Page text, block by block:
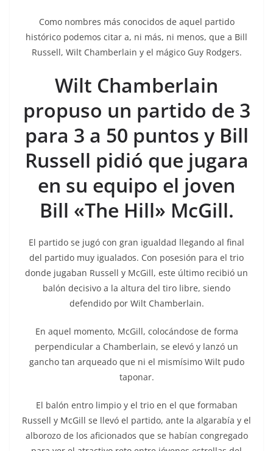
Como nombres más conocidos de aquel partido
histórico podemos citar a, ni más, ni menos, que a Bill
Russell, Wilt Chamberlain y el mágico Guy Rodgers.
Wilt Chamberlain
propuso un partido de 3
para 3 a 50 puntos y Bill
Russell pidió que jugara
en su equipo el joven
Bill «The Hill» McGill.
El partido se jugó con gran igualdad llegando al final
del partido muy igualados. Con posesión para el trio
donde jugaban Russell y McGill, este último recibió un
balón decisivo a la altura del tiro libre, siendo
defendido por Wilt Chamberlain.
En aquel momento, McGill, colocándose de forma
perpendicular a Chamberlain, se elevó y lanzó un
gancho tan arqueado que ni el mismísimo Wilt pudo
taponar.
El balón entro limpio y el trio en el que formaban
Russell y McGill se llevó el partido, ante la algarabía y el
alborozo de los aficionados que se habían congregado